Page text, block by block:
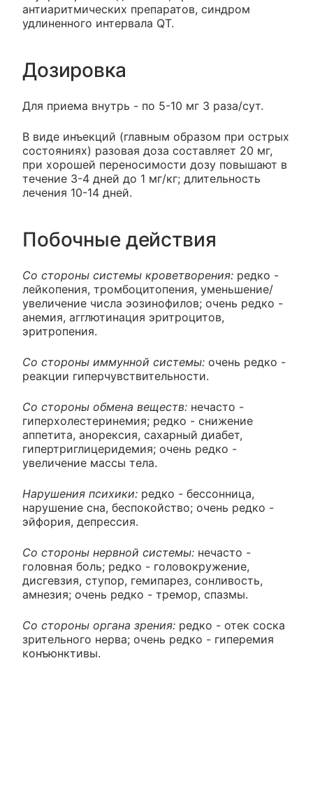
антиаритмических препаратов, синдром
удлиненного интервала QT.
Дозировка
Для приема внутрь - по 5-10 мг 3 раза/сут.
В виде инъекций (главным образом при острых
состояниях) разовая доза составляет 20 мг,
при хорошей переносимости дозу повышают в
течение 3-4 дней до 1 мг/кг; длительность
лечения 10-14 дней.
Побочные действия
Со стороны системы кроветворения: редко -
лейкопения, тромбоцитопения, уменьшение/
увеличение числа эозинофилов; очень редко -
анемия, агглютинация эритроцитов,
эритропения.
Со стороны иммунной системы: очень редко -
реакции гиперчувствительности.
Со стороны обмена веществ: нечасто -
гиперхолестеринемия; редко - снижение
аппетита, анорексия, сахарный диабет,
гипертриглицеридемия; очень редко -
увеличение массы тела.
Нарушения психики: редко - бессонница,
нарушение сна, беспокойство; очень редко -
эйфория, депрессия.
Со стороны нервной системы: нечасто -
головная боль; редко - головокружение,
дисгевзия, ступор, гемипарез, сонливость,
амнезия; очень редко - тремор, спазмы.
Со стороны органа зрения: редко - отек соска
зрительного нерва; очень редко - гиперемия
конъюнктивы.